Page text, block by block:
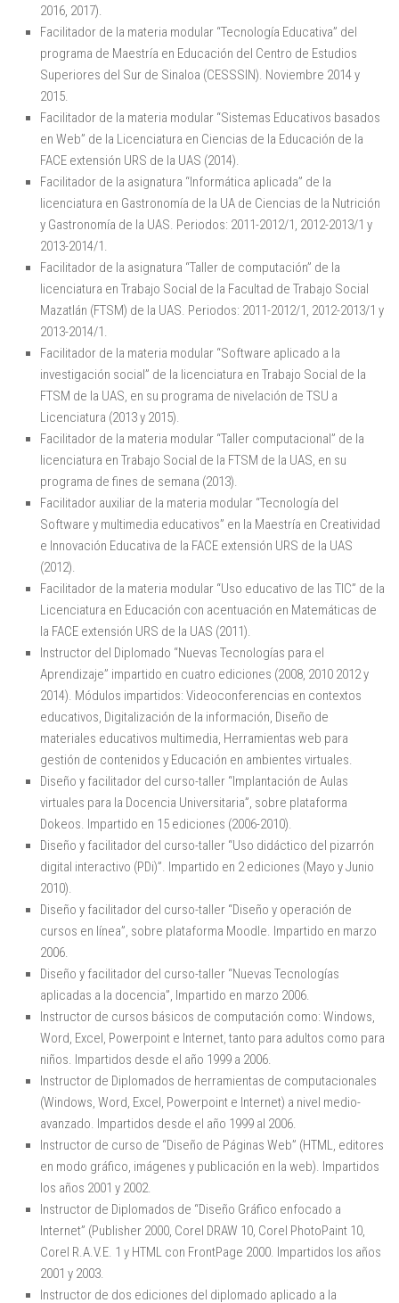
2016, 2017).
Facilitador de la materia modular “Tecnología Educativa” del
programa de Maestría en Educación del Centro de Estudios
Superiores del Sur de Sinaloa (CESSSIN). Noviembre 2014 y
2015.
Facilitador de la materia modular “Sistemas Educativos basados
en Web” de la Licenciatura en Ciencias de la Educación de la
FACE extensión URS de la UAS (2014).
Facilitador de la asignatura “Informática aplicada” de la
licenciatura en Gastronomía de la UA de Ciencias de la Nutrición
y Gastronomía de la UAS. Periodos: 2011-2012/1, 2012-2013/1 y
2013-2014/1.
Facilitador de la asignatura “Taller de computación” de la
licenciatura en Trabajo Social de la Facultad de Trabajo Social
Mazatlán (FTSM) de la UAS. Periodos: 2011-2012/1, 2012-2013/1 y
2013-2014/1.
Facilitador de la materia modular “Software aplicado a la
investigación social” de la licenciatura en Trabajo Social de la
FTSM de la UAS, en su programa de nivelación de TSU a
Licenciatura (2013 y 2015).
Facilitador de la materia modular “Taller computacional” de la
licenciatura en Trabajo Social de la FTSM de la UAS, en su
programa de fines de semana (2013).
Facilitador auxiliar de la materia modular “Tecnología del
Software y multimedia educativos” en la Maestría en Creatividad
e Innovación Educativa de la FACE extensión URS de la UAS
(2012).
Facilitador de la materia modular “Uso educativo de las TIC” de la
Licenciatura en Educación con acentuación en Matemáticas de
la FACE extensión URS de la UAS (2011).
Instructor del Diplomado “Nuevas Tecnologías para el
Aprendizaje” impartido en cuatro ediciones (2008, 2010 2012 y
2014). Módulos impartidos: Videoconferencias en contextos
educativos, Digitalización de la información, Diseño de
materiales educativos multimedia, Herramientas web para
gestión de contenidos y Educación en ambientes virtuales.
Diseño y facilitador del curso-taller “Implantación de Aulas
virtuales para la Docencia Universitaria”, sobre plataforma
Dokeos. Impartido en 15 ediciones (2006-2010).
Diseño y facilitador del curso-taller “Uso didáctico del pizarrón
digital interactivo (PDi)”. Impartido en 2 ediciones (Mayo y Junio
2010).
Diseño y facilitador del curso-taller “Diseño y operación de
cursos en línea”, sobre plataforma Moodle. Impartido en marzo
2006.
Diseño y facilitador del curso-taller “Nuevas Tecnologías
aplicadas a la docencia”, Impartido en marzo 2006.
Instructor de cursos básicos de computación como: Windows,
Word, Excel, Powerpoint e Internet, tanto para adultos como para
niños. Impartidos desde el año 1999 a 2006.
Instructor de Diplomados de herramientas de computacionales
(Windows, Word, Excel, Powerpoint e Internet) a nivel medio-
avanzado. Impartidos desde el año 1999 al 2006.
Instructor de curso de “Diseño de Páginas Web” (HTML, editores
en modo gráfico, imágenes y publicación en la web). Impartidos
los años 2001 y 2002.
Instructor de Diplomados de “Diseño Gráfico enfocado a
Internet” (Publisher 2000, Corel DRAW 10, Corel PhotoPaint 10,
Corel R.A.V.E. 1 y HTML con FrontPage 2000. Impartidos los años
2001 y 2003.
Instructor de dos ediciones del diplomado aplicado a la